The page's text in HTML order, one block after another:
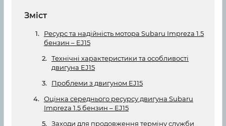
Зміст
Ресурс та надійність мотора Subaru Impreza 1.5
бензин – EJ15
Технічні характеристики та особливості
двигуна EJ15
Проблеми з двигуном EJ15
Оцінка середнього ресурсу двигуна Subaru
Impreza 1.5 бензин – EJ15
Заходи для продовження терміну служби